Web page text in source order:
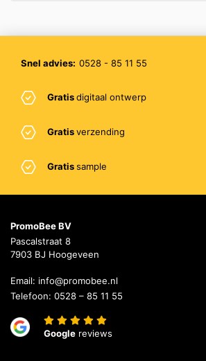
Snel advies: 0528 - 85 11 55
Gratisdigitaal ontwerp
Gratisverzending
Gratissample
PromoBee BV
Pascalstraat 8
7903 BJ Hoogeveen
Email: info@promobee.nl
Telefoon: 0528 – 85 11 55
Google reviews